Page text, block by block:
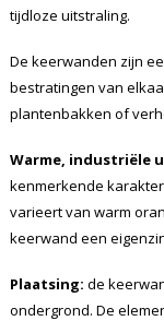
tijdloze uitstraling.
De keerwanden zijn
bestratingen van
plantenbakken of
Warme, industriële
kenmerkende
varieert van warm
keerwand een
Plaatsing: de
ondergrond. De